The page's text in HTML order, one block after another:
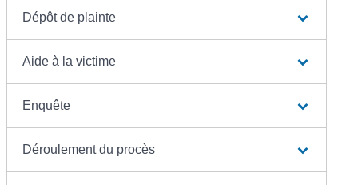
Dépôt de plainte
Aide à la victime
Enquête
Déroulement du procès